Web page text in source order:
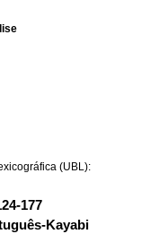
(UBL):
177
Kayabi